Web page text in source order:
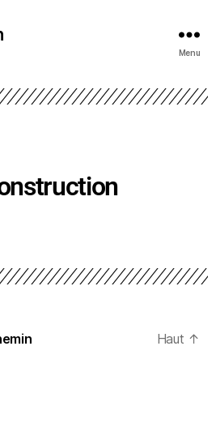
Menu
Haut ↑